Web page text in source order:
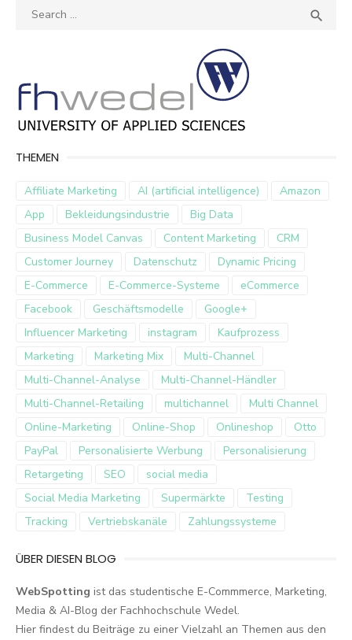
Search

THEMEN
Affiliate Marketing AI (artificial intelligence)
Amazon
App
Bekleidungsindustrie
Big Data
Business Model Canvas
Content Marketing
CRM
Customer Journey
Datenschutz
Dynamic Pricing
E-Commerce
E-Commerce-Systeme
eCommerce
Facebook
Geschäftsmodelle
Google+
Influencer Marketing
instagram
Kaufprozess
Marketing
Marketing Mix
Multi-Channel
Multi-Channel-Analyse
Multi-Channel-Händler
Multi-Channel-Retailing
multichannel
Multi Channel
Online-Marketing
Online-Shop Onlineshop
Otto
PayPal
Personalisierte Werbung
Personalisierung
Retargeting
SEO
social media
Social Media Marketing
Supermärkte
Testing
Tracking
Vertriebskanäle Zahlungssysteme
ÜBER DIESEN BLOG
WebSpotting ist das studentische E-Commmerce, Marketing,
Media & AI-Blog der Fachhochschule Wedel.
Hier findest du Beiträge zu einer Vielzahl an Themen aus den